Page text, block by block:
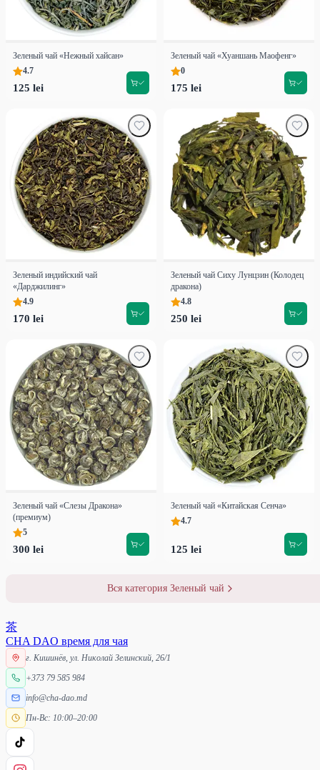
Зеленый чай «Нежный хайсан»
4.7
125 lei
Зеленый чай «Хуаншань Маофенг»
0
175 lei
Зеленый индийский чай
«Дарджилинг»
4.9
170 lei
Зеленый чай Сиху Лунцзин (Колодец
дракона)
4.8
250 lei
Зеленый чай «Слезы Дракона»
(премиум)
5
300 lei
Зеленый чай «Китайская Сенча»
4.7
125 lei
Вся категория Зеленый чай
茶
CHA DAO время для чая
г. Кишинёв, ул. Николай Зелинский, 26/1
+373 79 585 984
info@cha-dao.md
Пн-Вс: 10:00–20:00